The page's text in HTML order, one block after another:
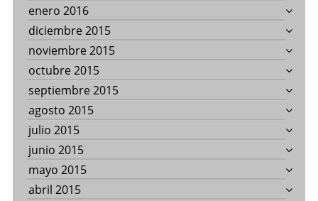
enero 2016
diciembre 2015
noviembre 2015
octubre 2015
septiembre 2015
agosto 2015
julio 2015
junio 2015
mayo 2015
abril 2015